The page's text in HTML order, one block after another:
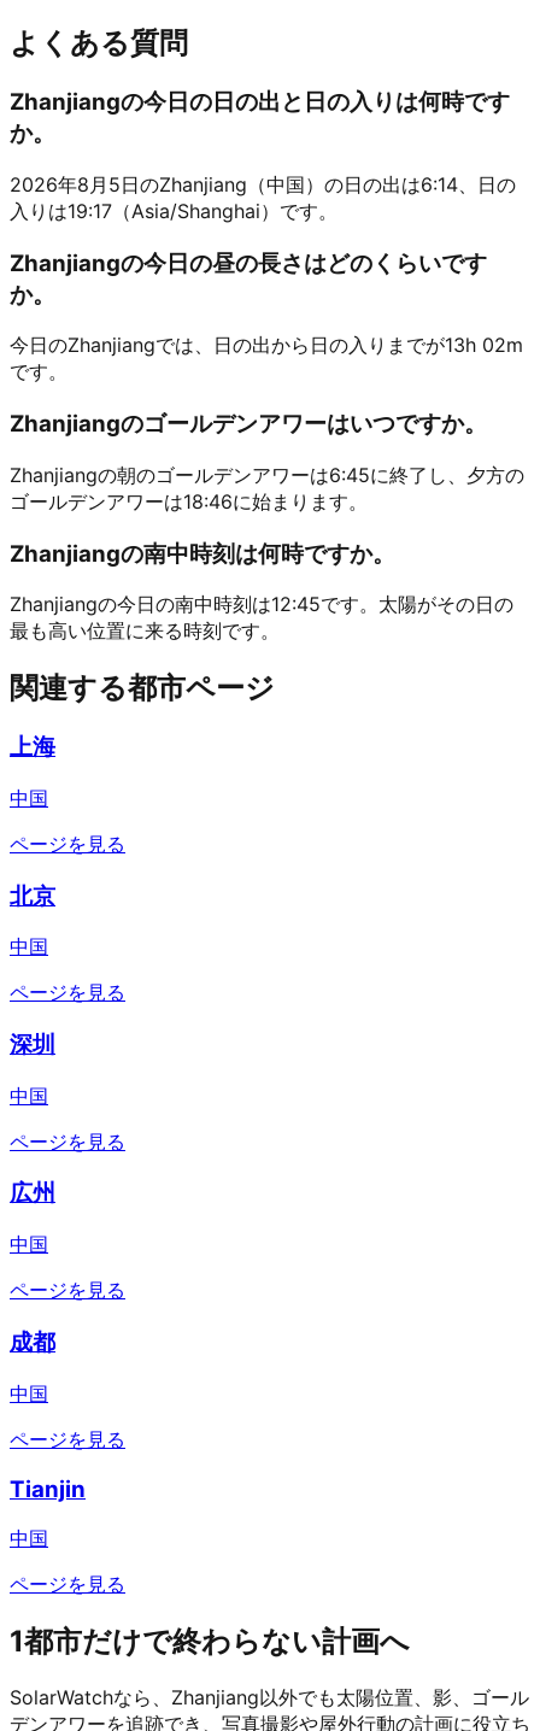
よくある質問
Zhanjiangの今日の日の出と日の入りは何時です
か。
2026年8月5日のZhanjiang（中国）の日の出は6:14、日の
入りは19:17（Asia/Shanghai）です。
Zhanjiangの今日の昼の長さはどのくらいです
か。
今日のZhanjiangでは、日の出から日の入りまでが13h 02m
です。
Zhanjiangのゴールデンアワーはいつですか。
Zhanjiangの朝のゴールデンアワーは6:45に終了し、夕方の
ゴールデンアワーは18:46に始まります。
Zhanjiangの南中時刻は何時ですか。
Zhanjiangの今日の南中時刻は12:45です。太陽がその日の
最も高い位置に来る時刻です。
関連する都市ページ
上海
中国
ページを見る
北京
中国
ページを見る
深圳
中国
ページを見る
広州
中国
ページを見る
成都
中国
ページを見る
Tianjin
中国
ページを見る
1都市だけで終わらない計画へ
SolarWatchなら、Zhanjiang以外でも太陽位置、影、ゴール
デンアワーを追跡でき、写真撮影や屋外行動の計画に役立ち